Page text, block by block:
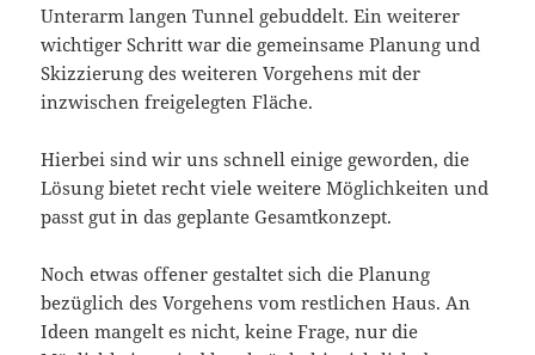
Unterarm langen Tunnel gebuddelt. Ein weiterer
wichtiger Schritt war die gemeinsame Planung und
Skizzierung des weiteren Vorgehens mit der
inzwischen freigelegten Fläche.
Hierbei sind wir uns schnell einige geworden, die
Lösung bietet recht viele weitere Möglichkeiten und
passt gut in das geplante Gesamtkonzept.
Noch etwas offener gestaltet sich die Planung
bezüglich des Vorgehens vom restlichen Haus. An
Ideen mangelt es nicht, keine Frage, nur die